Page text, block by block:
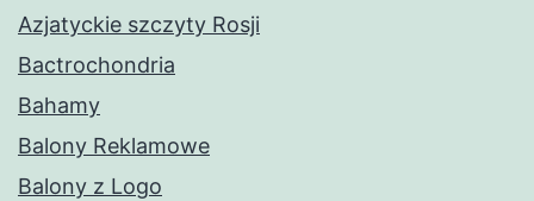
Azjatyckie szczyty Rosji
Bactrochondria
Bahamy
Balony Reklamowe
Balony z Logo